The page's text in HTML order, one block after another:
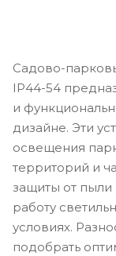
Садово-
IP44-54
и
дизайне. Эти
освещения
территорий и
защиты от
работу
условиях.
подобрать